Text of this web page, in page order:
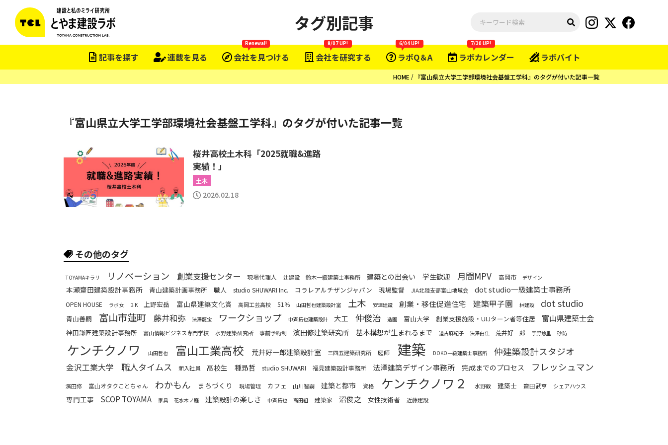
記事を探す 連載を見る 会社を見つける
Renewal!
会社を研究する
8/07 UP!
ラボQ＆A
6/04 UP!
ラボカレンダー
7/30 UP!
ラボバイト
タグ別記事
HOME 『富山県立大学工学部環境社会基盤工学科』のタグが付いた記事一覧
『富山県立大学工学部環境社会基盤工学科』のタグが付いた記事一覧
桜井高校土木科「2025就職&進路
実績！」
土木
2026.02.18
その他のタグ
TOYAMAキラリ リノベーション 創業支援センター 現場代理人 辻建設 鈴木一級建築士事務所 建築との出会い 学生歓迎 月間MPV 高岡市 デザイン
本瀬齋田建築設計事務所 青山建築計画事務所 職人 studio SHUWARI Inc. コラレアルチザンジャパン 現場監督 JIA北陸支部富山地域会 dot studio一級建築士事務所
OPEN HOUSE ラボ女 ３K 上野宏岳 富山県建築文化賞 高岡工芸高校 51％ 山田哲也建築設計室 土木 安達建設 創業・移住促進住宅 建築甲子園 林建設 dot studio
青山善嗣 富山市蓮町 藤井和弥 法澤龍宝 ワークショップ 中斉拓也建築設計 大工 仲俊治 造園 富山大学 創業支援施設・UIJターン者等住居 富山県建築士会
神田謙匠建築設計事務所 富山情報ビジネス専門学校 水野建築研究所 事前予約制 濱田修建築研究所 基本構想が生まれるまで 道古麻紀子 法澤由佳 荒井好一郎 宇野悠里 砂防
ケンチクノワ 山田哲也 富山工業高校 荒井好一郎建築設計室 三四五建築研究所 庭師 建築 DOKO一級建築士事務所 仲建築設計スタジオ
金沢工業大学 職人タイムス 新入社員 高校生 種昻哲 studio SHUWARI 福見建築設計事務所 法澤建築デザイン事務所 完成までのプロセス フレッシュマン
濱田修 富山オタクことちゃん わかもん まちづくり 現場管理 カフェ 山川智嗣 建築と都市 資格 ケンチクノワ２ 水野敦 建築士 齋田武亨 シェアハウス
専門工事 SCOP TOYAMA 家具 花水木ノ庭 建築設計の楽しさ 中斉拓也 高田組 建築家 沼俊之 女性技術者 近藤建設